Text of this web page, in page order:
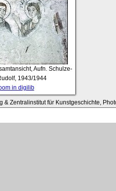
Aufn. Schulze-
1943/1944
in digilib
& Zentralinstitut für Kunstgeschichte,